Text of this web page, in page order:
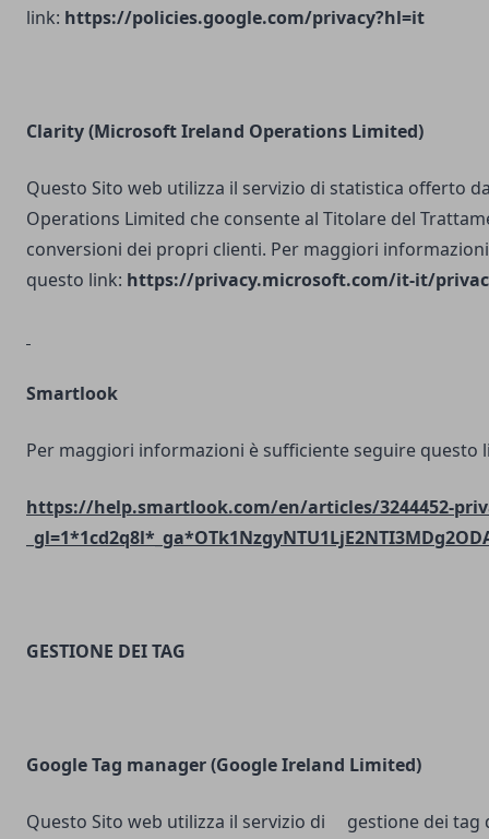
link: https://policies.google.com/privacy?hl=it
Clarity (Microsoft Ireland Operations Limited)
Questo Sito web utilizza il servizio di statistica offerto
Operations Limited che consente al Titolare del
conversioni dei propri clienti. Per maggiori
questo link: https://privacy.microsoft.com/it-it/
Smartlook
Per maggiori informazioni è sufficiente seguire questo
https://help.smartlook.com/en/articles/3244452-
GESTIONE DEI TAG
Google Tag manager (Google Ireland Limited)
Questo Sito web utilizza il servizio di gestione dei tag